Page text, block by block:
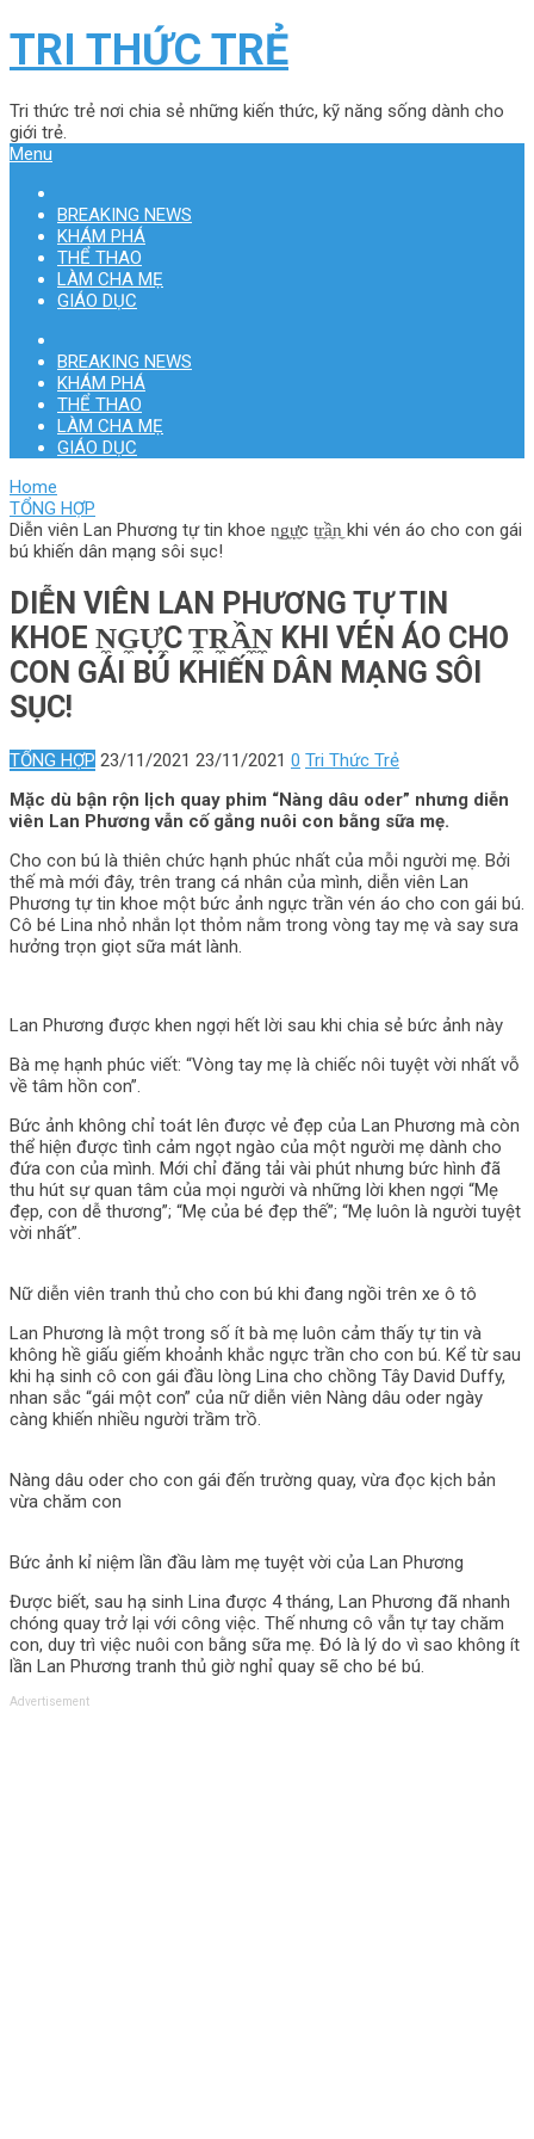
TRI THỨC TRẺ
Tri thức trẻ nơi chia sẻ những kiến thức, kỹ năng sống dành cho
giới trẻ.
Menu
BREAKING NEWS
KHÁM PHÁ
THỂ THAO
LÀM CHA MẸ
GIÁO DỤC
BREAKING NEWS
KHÁM PHÁ
THỂ THAO
LÀM CHA MẸ
GIÁO DỤC
Home
TỔNG HỢP
Diễn viên Lan Phương tự tin khoe n̼g̼ự̼c t̼r̼ầ̼n̼ khi vén áo cho con gái
bú khiến dân mạng sôi sục!
DIỄN VIÊN LAN PHƯƠNG TỰ TIN
KHOE N̼G̼Ự̼C T̼R̼Ầ̼N̼ KHI VÉN ÁO CHO
CON GÁI BÚ KHIẾN DÂN MẠNG SÔI
SỤC!
TỔNG HỢP 23/11/2021 23/11/2021 0 Tri Thức Trẻ
Mặc dù bận rộn lịch quay phim “Nàng dâu oder” nhưng diễn
viên Lan Phương vẫn cố gắng nuôi con bằng sữa mẹ.
Cho con bú là thiên chức hạnh phúc nhất của mỗi người mẹ. Bởi
thế mà mới đây, trên trang cá nhân của mình, diễn viên Lan
Phương tự tin khoe một bức ảnh ngực trần vén áo cho con gái bú.
Cô bé Lina nhỏ nhắn lọt thỏm nằm trong vòng tay mẹ và say sưa
hưởng trọn giọt sữa mát lành.
Lan Phương được khen ngợi hết lời sau khi chia sẻ bức ảnh này
Bà mẹ hạnh phúc viết: “Vòng tay mẹ là chiếc nôi tuyệt vời nhất vỗ
về tâm hồn con”.
Bức ảnh không chỉ toát lên được vẻ đẹp của Lan Phương mà còn
thể hiện được tình cảm ngọt ngào của một người mẹ dành cho
đứa con của mình. Mới chỉ đăng tải vài phút nhưng bức hình đã
thu hút sự quan tâm của mọi người và những lời khen ngợi “Mẹ
đẹp, con dễ thương”; “Mẹ của bé đẹp thế”; “Mẹ luôn là người tuyệt
vời nhất”.
Nữ diễn viên tranh thủ cho con bú khi đang ngồi trên xe ô tô
Lan Phương là một trong số ít bà mẹ luôn cảm thấy tự tin và
không hề giấu giếm khoảnh khắc ngực trần cho con bú. Kể từ sau
khi hạ sinh cô con gái đầu lòng Lina cho chồng Tây David Duffy,
nhan sắc “gái một con” của nữ diễn viên Nàng dâu oder ngày
càng khiến nhiều người trầm trồ.
Nàng dâu oder cho con gái đến trường quay, vừa đọc kịch bản
vừa chăm con
Bức ảnh kỉ niệm lần đầu làm mẹ tuyệt vời của Lan Phương
Được biết, sau hạ sinh Lina được 4 tháng, Lan Phương đã nhanh
chóng quay trở lại với công việc. Thế nhưng cô vẫn tự tay chăm
con, duy trì việc nuôi con bằng sữa mẹ. Đó là lý do vì sao không ít
lần Lan Phương tranh thủ giờ nghỉ quay sẽ cho bé bú.
Advertisement